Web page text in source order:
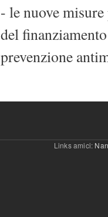
- le nuove
del
prevenzione
Links amici: